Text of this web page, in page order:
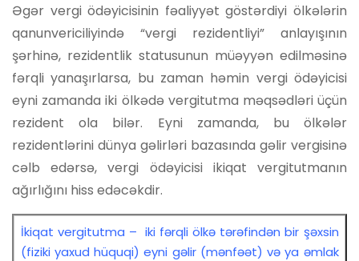
Əgər vergi ödəyicisinin fəaliyyət göstərdiyi ölkələrin
qanunvericiliyində “vergi rezidentliyi” anlayışının
şərhinə, rezidentlik statusunun müəyyən edilməsinə
fərqli yanaşırlarsa, bu zaman həmin vergi ödəyicisi
eyni zamanda iki ölkədə vergitutma məqsədləri üçün
rezident ola bilər. Eyni zamanda, bu ölkələr
rezidentlərini dünya gəlirləri bazasında gəlir vergisinə
cəlb edərsə, vergi ödəyicisi ikiqat vergitutmanın
ağırlığını hiss edəcəkdir.
İkiqat vergitutma – iki fərqli ölkə tərəfindən bir şəxsin
(fiziki yaxud hüquqi) eyni gəlir (mənfəət) və ya əmlak